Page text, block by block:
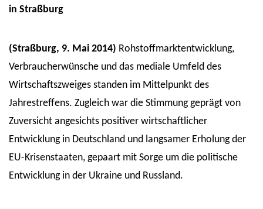
in Straßburg
(Straßburg, 9. Mai 2014) Rohstoffmarktentwicklung,
Verbraucherwünsche und das mediale Umfeld des
Wirtschaftszweiges standen im Mittelpunkt des
Jahrestreffens. Zugleich war die Stimmung geprägt von
Zuversicht angesichts positiver wirtschaftlicher
Entwicklung in Deutschland und langsamer Erholung der
EU-Krisenstaaten, gepaart mit Sorge um die politische
Entwicklung in der Ukraine und Russland.